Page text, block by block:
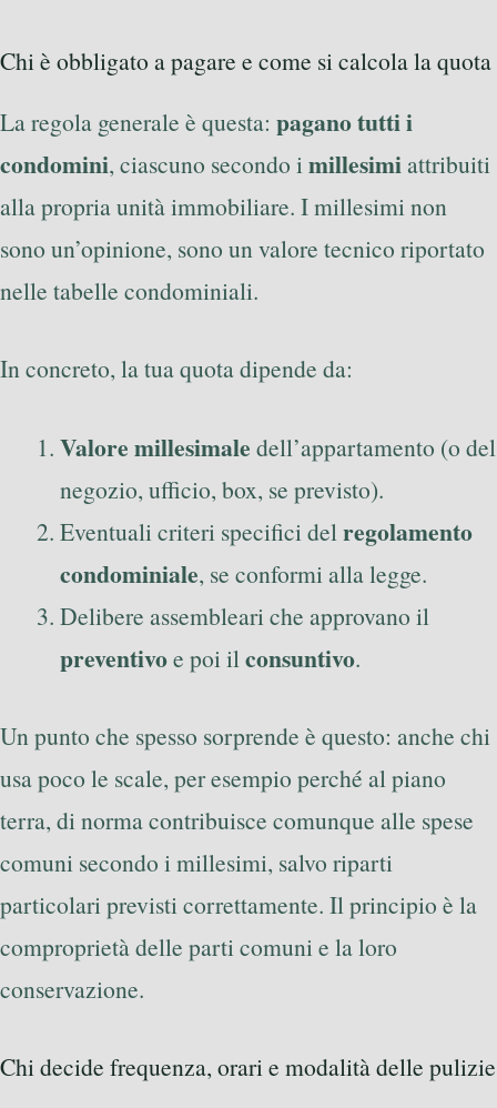
Chi è obbligato a pagare e come si calcola la quota
La regola generale è questa: pagano tutti i
condomini, ciascuno secondo i millesimiattribuiti
alla propria unità immobiliare. I millesimi non
sono un’opinione, sono un valore tecnico riportato
nelle tabelle condominiali.
In concreto, la tua quota dipende da:
Valore millesimale dell’appartamento (o del
negozio, ufficio, box, se previsto).
Eventuali criteri specifici del regolamento
condominiale, se conformi alla legge.
Delibere assembleari che approvano il
preventivoe poi il consuntivo.
Un punto che spesso sorprende è questo: anche chi
usa poco le scale, per esempio perché al piano
terra, di norma contribuisce comunque alle spese
comuni secondo i millesimi, salvo riparti
particolari previsti correttamente. Il principio è la
comproprietà delle parti comuni e la loro
conservazione.
Chi decide frequenza, orari e modalità delle pulizie